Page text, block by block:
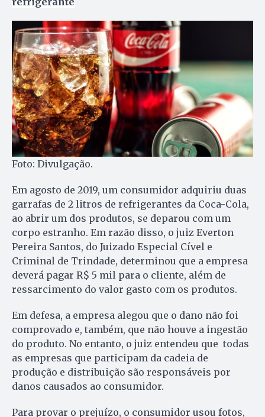
Foto: Divulgação.
Em agosto de 2019, um consumidor adquiriu duas
garrafas de 2 litros de refrigerantes da Coca-Cola,
ao abrir um dos produtos, se deparou com um
corpo estranho. Em razão disso, o juiz Everton
Pereira Santos, do Juizado Especial Cível e
Criminal de Trindade, determinou que a empresa
deverá pagar R$ 5 mil para o cliente, além de
ressarcimento do valor gasto com os produtos.
Em defesa, a empresa alegou que o dano não foi
comprovado e, também, que não houve a ingestão
do produto. No entanto, o juiz entendeu que todas
as empresas que participam da cadeia de
produção e distribuição são responsáveis por
danos causados ao consumidor.
Para provar o prejuízo, o consumidor usou fotos,